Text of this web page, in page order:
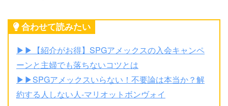
合わせて読みたい
▶︎ ▶︎ 【紹介がお得】SPGアメックスの入会キャンペ
ーンと主婦でも落ちないコツとは
▶︎ ▶︎SPGアメックスいらない！不要論は本当か？解
約する人しない人-マリオットボンヴォイ